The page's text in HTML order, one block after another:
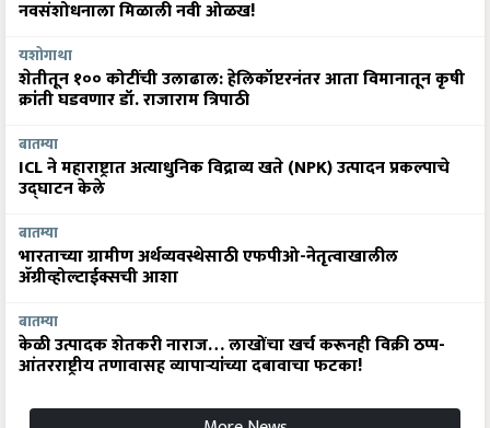
नवसंशोधनाला मिळाली नवी ओळख!
यशोगाथा
शेतीतून १०० कोटींची उलाढाल: हेलिकॉप्टरनंतर आता विमानातून कृषी
क्रांती घडवणार डॉ. राजाराम त्रिपाठी
बातम्या
ICL ने महाराष्ट्रात अत्याधुनिक विद्राव्य खते (NPK) उत्पादन प्रकल्पाचे
उद्घाटन केले
बातम्या
भारताच्या ग्रामीण अर्थव्यवस्थेसाठी एफपीओ-नेतृत्वाखालील
अ‍ॅग्रीव्होल्टाईक्सची आशा
बातम्या
केळी उत्पादक शेतकरी नाराज… लाखोंचा खर्च करूनही विक्री ठप्प-
आंतरराष्ट्रीय तणावासह व्यापाऱ्यांच्या दबावाचा फटका!